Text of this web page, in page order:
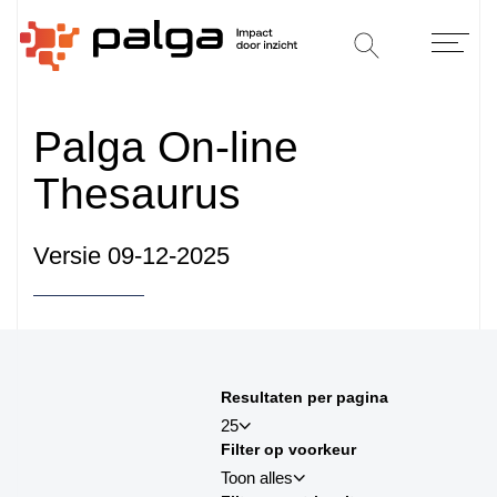
Palga On-line
Thesaurus
Versie 09-12-2025
Resultaten per pagina
25
25
Filter op voorkeur
Toon alles
sortby_title:desc
sortby_palga:asc